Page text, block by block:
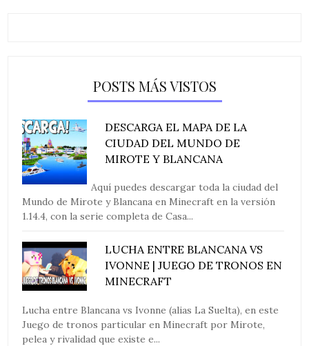
POSTS MÁS VISTOS
DESCARGA EL MAPA DE LA
CIUDAD DEL MUNDO DE
MIROTE Y BLANCANA
Aquí puedes descargar toda la ciudad del
Mundo de Mirote y Blancana en Minecraft en la versión
1.14.4, con la serie completa de Casa...
LUCHA ENTRE BLANCANA VS
IVONNE | JUEGO DE TRONOS EN
MINECRAFT
Lucha entre Blancana vs Ivonne (alias La Suelta), en este
Juego de tronos particular en Minecraft por Mirote,
pelea y rivalidad que existe e...